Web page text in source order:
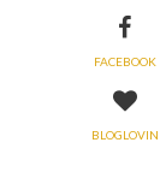
FACEBOOK
BLOGLOVIN